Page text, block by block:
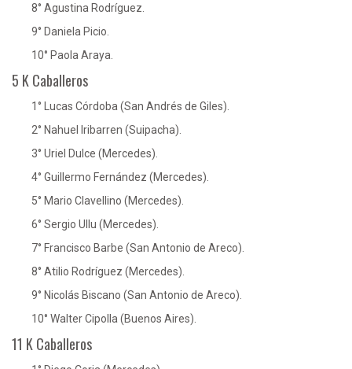
8° Agustina Rodríguez.
9° Daniela Picio.
10° Paola Araya.
5 K Caballeros
1° Lucas Córdoba (San Andrés de Giles).
2° Nahuel Iribarren (Suipacha).
3° Uriel Dulce (Mercedes).
4° Guillermo Fernández (Mercedes).
5° Mario Clavellino (Mercedes).
6° Sergio Ullu (Mercedes).
7° Francisco Barbe (San Antonio de Areco).
8° Atilio Rodríguez (Mercedes).
9° Nicolás Biscano (San Antonio de Areco).
10° Walter Cipolla (Buenos Aires).
11 K Caballeros